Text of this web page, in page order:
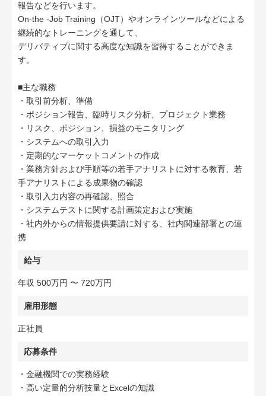
報告などを行います。
On-the -Job Training（OJT）やオンラインツールなどによる
継続的なトレーニングを通して、
デリバティブに関する高度な知識を習得することができま
す。
■主な職務
・取引前分析、準備
・ポジション報告、臨時リスク分析、プロジェクト業務
・リスク、ポジション、損益のモニタリング
・システムへの取引入力
・定期的なマーケットコメントの作成
・業務方針および手順等の若手アナリストに対する教育、若
手アナリストによる成果物の確認
・取引入力内容の再確認、照合
・システムテストに関する計画策定および実施
・社内外からの情報提供要請に対する、社内関連部署との連
携
給与
年収 500万円 〜 720万円
雇用形態
正社員
応募条件
・金融機関での実務経験
・高い定量的分析技量とExcelの知識